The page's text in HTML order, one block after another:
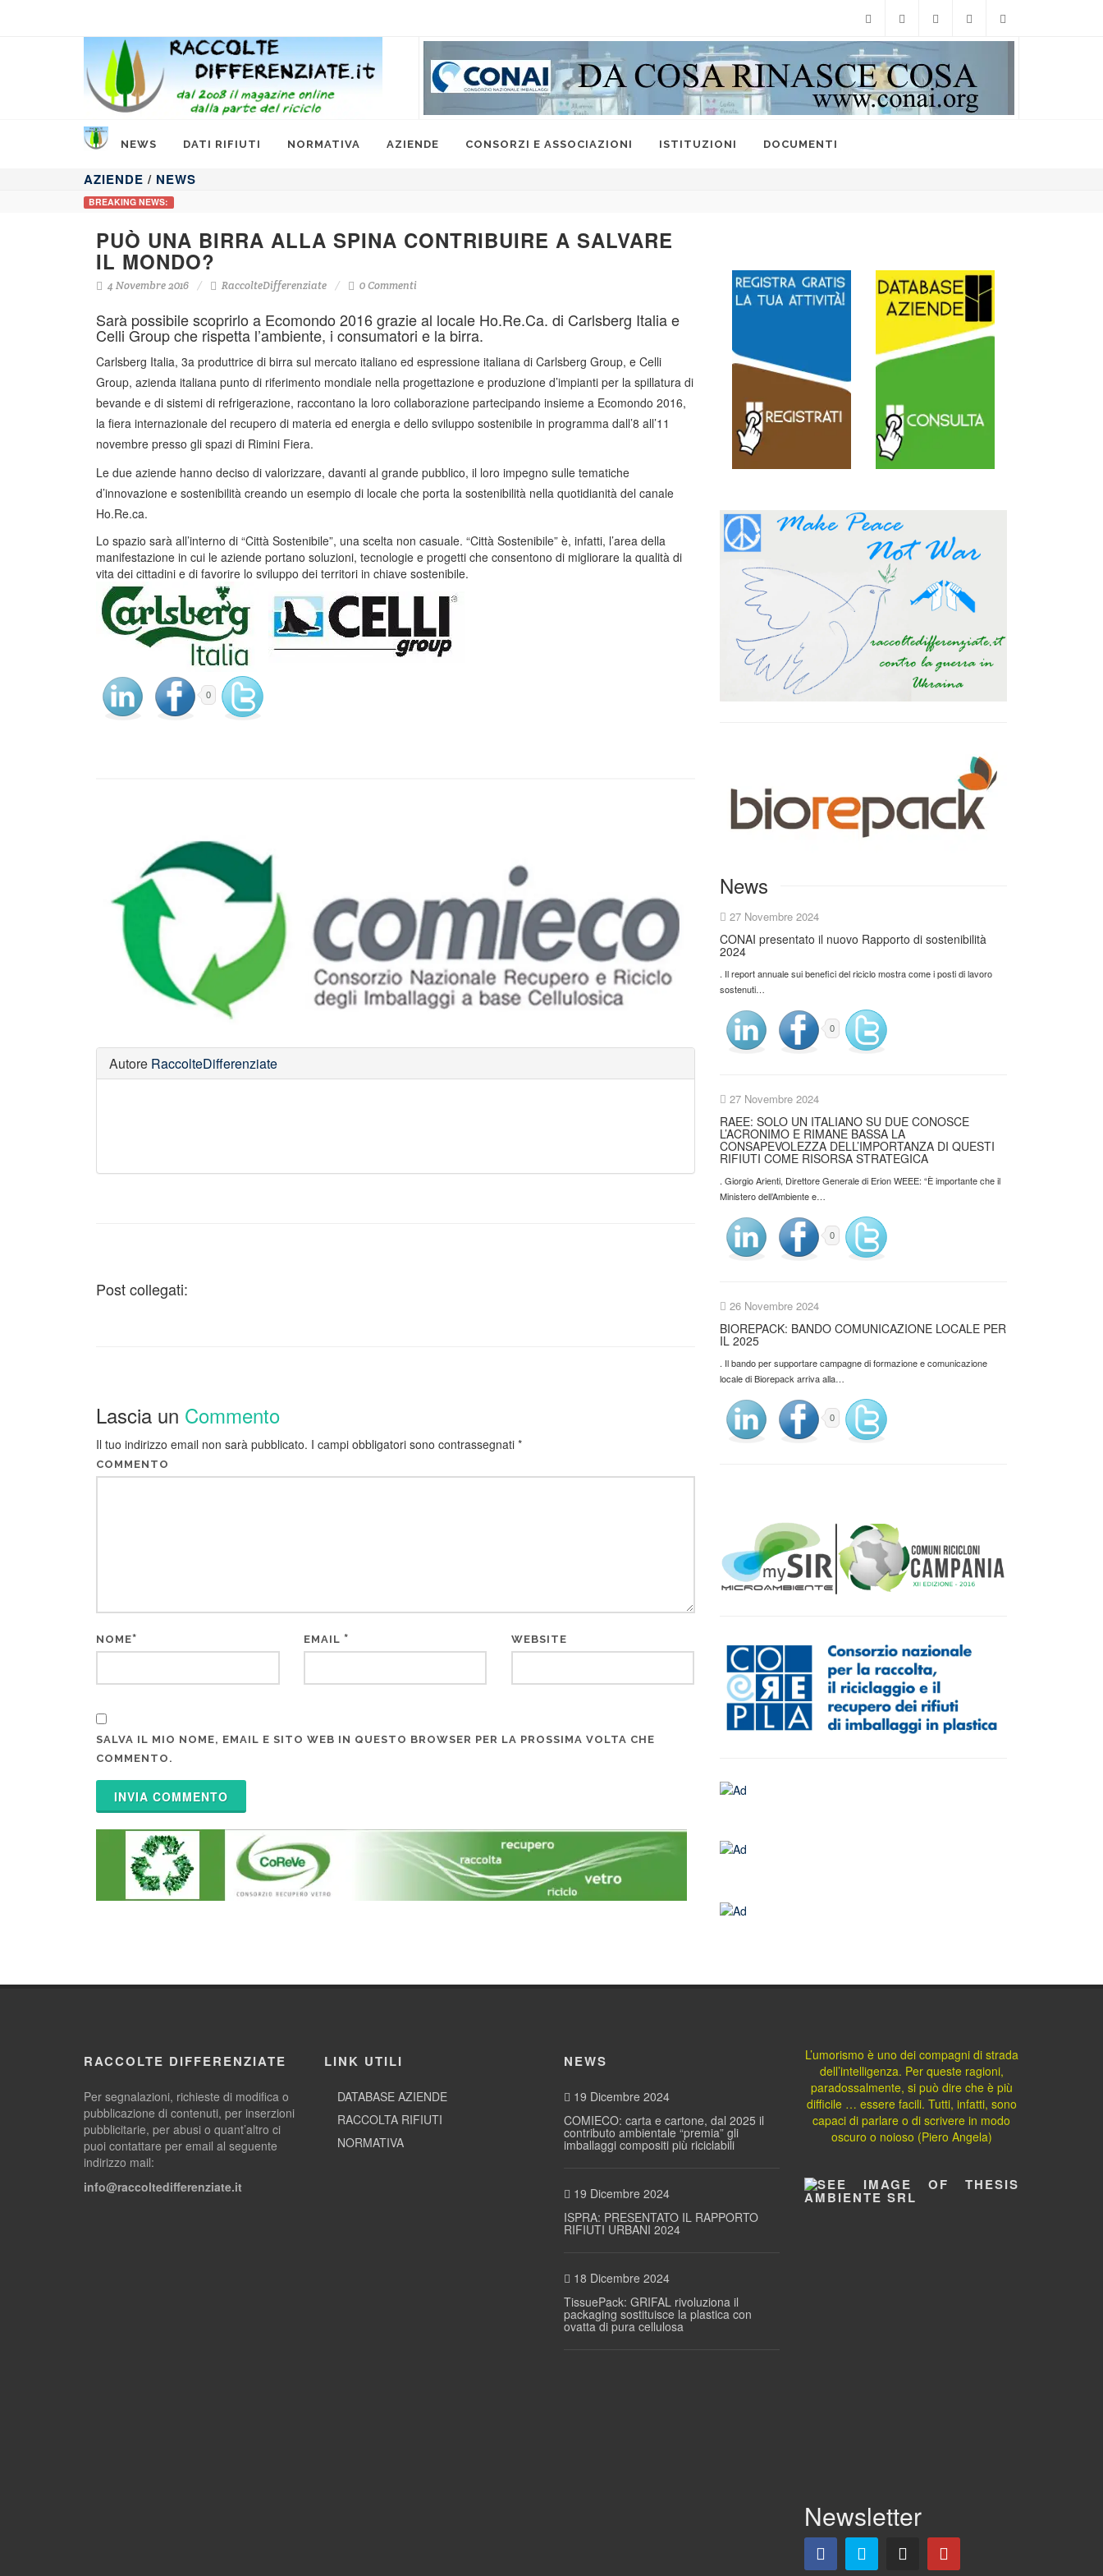
FacebookTwitter
NEWS DATI RIFIUTI NORMATIVA AZIENDE CONSORZI E ASSOCIAZIONI ISTITUZIONI DOCUMENTI
AZIENDE / NEWS
BREAKING NEWS:
PUÒ UNA BIRRA ALLA SPINA CONTRIBUIRE A SALVARE
IL MONDO?
4 Novembre 2016 RaccolteDifferenziate 0 Commenti
Sarà possibile scoprirlo a Ecomondo 2016 grazie al locale Ho.Re.Ca. di Carlsberg Italia e
Celli Group che rispetta l’ambiente, i consumatori e la birra.
Carlsberg Italia, 3a produttrice di birra sul mercato italiano ed espressione italiana di Carlsberg Group, e Celli
Group, azienda italiana punto di riferimento mondiale nella progettazione e produzione d’impianti per la spillatura di
bevande e di sistemi di refrigerazione, raccontano la loro collaborazione partecipando insieme a Ecomondo 2016,
la fiera internazionale del recupero di materia ed energia e dello sviluppo sostenibile in programma dall’8 all’11
novembre presso gli spazi di Rimini Fiera.
Le due aziende hanno deciso di valorizzare, davanti al grande pubblico, il loro impegno sulle tematiche
d’innovazione e sostenibilità creando un esempio di locale che porta la sostenibilità nella quotidianità del canale
Ho.Re.ca.
Lo spazio sarà all’interno di “Città Sostenibile”, una scelta non casuale. “Città Sostenibile” è, infatti, l’area della
manifestazione in cui le aziende portano soluzioni, tecnologie e progetti che consentono di migliorare la qualità di
vita dei cittadini e di favorire lo sviluppo dei territori in chiave sostenibile.
0
Autore RaccolteDifferenziate
Post collegati:
Lascia un Commento
Il tuo indirizzo email non sarà pubblicato. I campi obbligatori sono contrassegnati *
COMMENTO
NOME* EMAIL * WEBSITE
SALVA IL MIO NOME, EMAIL E SITO WEB IN QUESTO BROWSER PER LA PROSSIMA VOLTA CHE
COMMENTO.
News
27 Novembre 2024
CONAI presentato il nuovo Rapporto di sostenibilità
2024
. Il report annuale sui benefici del riciclo mostra come i posti di lavoro
sostenuti…
0
27 Novembre 2024
RAEE: SOLO UN ITALIANO SU DUE CONOSCE
L’ACRONIMO E RIMANE BASSA LA
CONSAPEVOLEZZA DELL’IMPORTANZA DI QUESTI
RIFIUTI COME RISORSA STRATEGICA
. Giorgio Arienti, Direttore Generale di Erion WEEE: “È importante che il
Ministero dell’Ambiente e…
0
26 Novembre 2024
BIOREPACK: BANDO COMUNICAZIONE LOCALE PER
IL 2025
. Il bando per supportare campagne di formazione e comunicazione
locale di Biorepack arriva alla…
0
RACCOLTE DIFFERENZIATE
Per segnalazioni, richieste di modifica o
pubblicazione di contenuti, per inserzioni
pubblicitarie, per abusi o quant’altro ci
puoi contattare per email al seguente
indirizzo mail:
info@raccoltedifferenziate.it
LINK UTILI
DATABASE AZIENDE
RACCOLTA RIFIUTI
NORMATIVA
NEWS
19 Dicembre 2024
COMIECO: carta e cartone, dal 2025 il
contributo ambientale “premia” gli
imballaggi compositi più riciclabili
19 Dicembre 2024
ISPRA: PRESENTATO IL RAPPORTO
RIFIUTI URBANI 2024
18 Dicembre 2024
TissuePack: GRIFAL rivoluziona il
packaging sostituisce la plastica con
ovatta di pura cellulosa
L’umorismo è uno dei compagni di strada
dell’intelligenza. Per queste ragioni,
paradossalmente, si può dire che è più
difficile … essere facili. Tutti, infatti, sono
capaci di parlare o di scrivere in modo
oscuro o noioso (Piero Angela)
Newsletter